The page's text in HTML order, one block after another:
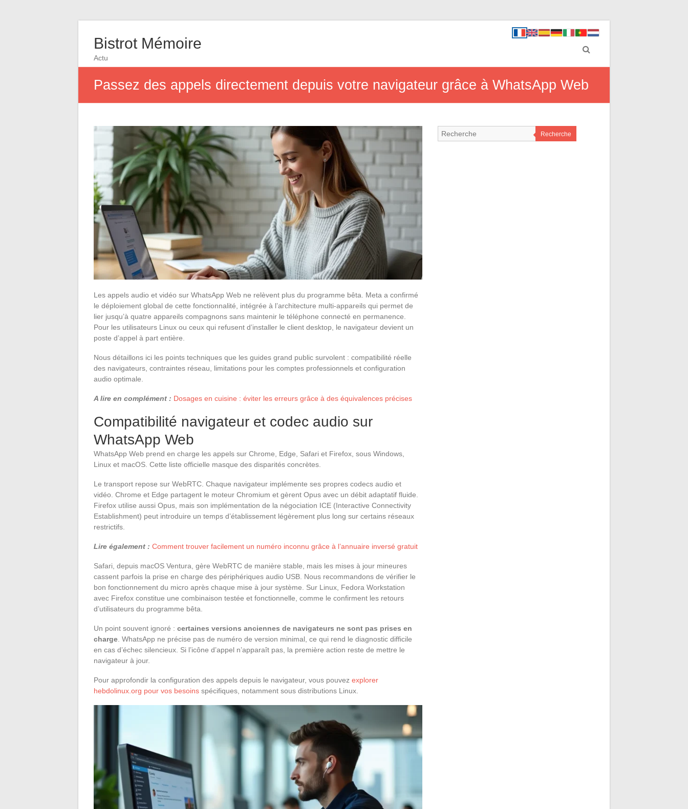
Bistrot Mémoire
Actu
Passez des appels directement depuis votre navigateur grâce à WhatsApp Web
Les appels audio et vidéo sur WhatsApp Web ne relèvent plus du programme bêta. Meta a confirmé
le déploiement global de cette fonctionnalité, intégrée à l’architecture multi-appareils qui permet de
lier jusqu’à quatre appareils compagnons sans maintenir le téléphone connecté en permanence.
Pour les utilisateurs Linux ou ceux qui refusent d’installer le client desktop, le navigateur devient un
poste d’appel à part entière.
Nous détaillons ici les points techniques que les guides grand public survolent : compatibilité réelle
des navigateurs, contraintes réseau, limitations pour les comptes professionnels et configuration
audio optimale.
A lire en complément : Dosages en cuisine : éviter les erreurs grâce à des équivalences précises
Compatibilité navigateur et codec audio sur
WhatsApp Web
WhatsApp Web prend en charge les appels sur Chrome, Edge, Safari et Firefox, sous Windows,
Linux et macOS. Cette liste officielle masque des disparités concrètes.
Le transport repose sur WebRTC. Chaque navigateur implémente ses propres codecs audio et
vidéo. Chrome et Edge partagent le moteur Chromium et gèrent Opus avec un débit adaptatif fluide.
Firefox utilise aussi Opus, mais son implémentation de la négociation ICE (Interactive Connectivity
Establishment) peut introduire un temps d’établissement légèrement plus long sur certains réseaux
restrictifs.
Lire également : Comment trouver facilement un numéro inconnu grâce à l’annuaire inversé gratuit
Safari, depuis macOS Ventura, gère WebRTC de manière stable, mais les mises à jour mineures
cassent parfois la prise en charge des périphériques audio USB. Nous recommandons de vérifier le
bon fonctionnement du micro après chaque mise à jour système. Sur Linux, Fedora Workstation
avec Firefox constitue une combinaison testée et fonctionnelle, comme le confirment les retours
d’utilisateurs du programme bêta.
Un point souvent ignoré : certaines versions anciennes de navigateurs ne sont pas prises en
charge . WhatsApp ne précise pas de numéro de version minimal, ce qui rend le diagnostic difficile
en cas d’échec silencieux. Si l’icône d’appel n’apparaît pas, la première action reste de mettre le
navigateur à jour.
Pour approfondir la configuration des appels depuis le navigateur, vous pouvez explorer
hebdolinux.org pour vos besoins spécifiques, notamment sous distributions Linux.
Recherche